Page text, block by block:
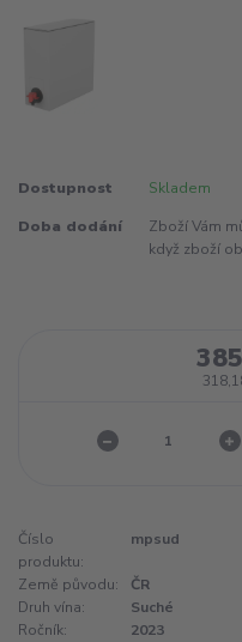
Dostupnost Skladem
Doba dodání
Zboží Vám
když zboží
Číslo
produktu:
mpsud
Země původu:
ČR
Druh vína:
Suché
Ročník:
2023